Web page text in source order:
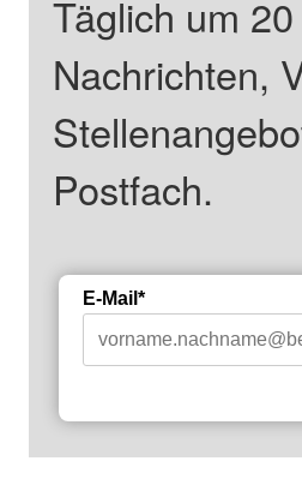
Täglich um
Nachrichten,
Postfach.
E-Mail*